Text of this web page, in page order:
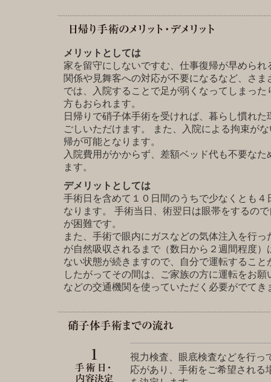
メリットとしては
家を留守にしないですむ、仕事復帰が早められ
関係や見舞客への対応が不要になるなど、さま
では、入院することで足が弱くなってしまった
方もおられます。
日帰りで硝子体手術を受ければ、暮らし慣れた
ごしいただけます。 また、入院による拘束が
帰が可能となります。
入院費用がかからず、差額ベッド代も不要な
ます。
デメリットとしては
手術日を含めて１０日間のうちで少なくとも４
なります。 手術当日、術翌日は眼帯をするの
が困難です。
また、手術で眼内にガスなどの気体注入を行
が自然吸収されるまで（数日から２週間程度）
ない状態が続きますので、自分で運転すること
したがってその間は、ご家族の方に運転をお
などの交通機関を使っていただく必要がでてき
視力検査、眼底検査などを行っ
応があり、手術をご希望される